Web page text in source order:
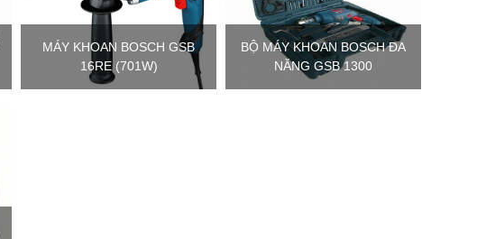
MÁY KHOAN BOSCH GSB
16RE (701W)
BỘ MÁY KHOAN BOSCH ĐA
NĂNG GSB 1300